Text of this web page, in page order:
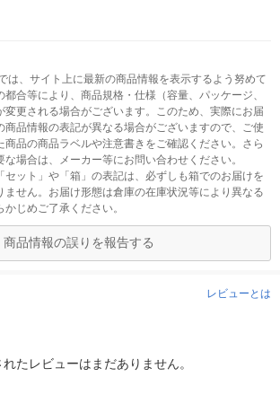
は、サイト上に最新の商品情報を表示するよう努めて
合等により、商品規格・仕様（容量、パッケージ、
変更される場合がございます。このため、実際にお届
商品情報の表記が異なる場合がございますので、ご使
商品の商品ラベルや注意書きをご確認ください。さら
場合は、メーカー等にお問い合わせください。
セット」や「箱」の表記は、必ずしも箱でのお届けを
ません。お届け形態は倉庫の在庫状況等により異なる
じめご了承ください。
商品情報の誤りを報告する
レビューとは
たレビューはまだありません。